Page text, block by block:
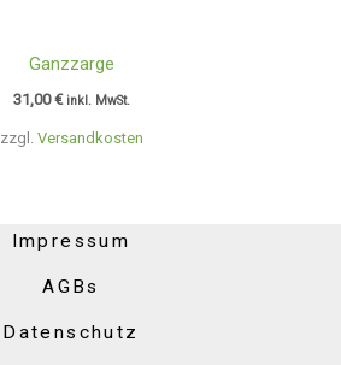
zzgl. Versandkosten
Ganzzarge
31,00€ inkl. MwSt.
Impressum
AGBs
Datenschutz